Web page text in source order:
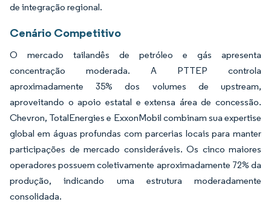
de integração regional.
Cenário Competitivo
O mercado tailandês de petróleo e gás apresenta
concentração moderada. A PTTEP controla
aproximadamente 35% dos volumes de upstream,
aproveitando o apoio estatal e extensa área de concessão.
Chevron, TotalEnergies e ExxonMobil combinam sua expertise
global em águas profundas com parcerias locais para manter
participações de mercado consideráveis. Os cinco maiores
operadores possuem coletivamente aproximadamente 72% da
produção, indicando uma estrutura moderadamente
consolidada.